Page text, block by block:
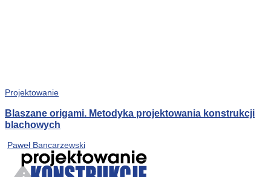
Projektowanie
Blaszane origami. Metodyka projektowania konstrukcji
blachowych
Paweł Bancarzewski